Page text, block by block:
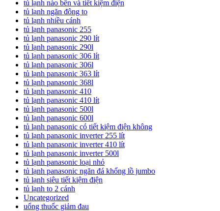
tủ lạnh nào bền và tiết kiệm điện
tủ lạnh ngăn đông to
tủ lạnh nhiều cánh
tủ lạnh panasonic 255
tủ lạnh panasonic 290 lít
tủ lạnh panasonic 290l
tủ lạnh panasonic 306 lít
tủ lạnh panasonic 306l
tủ lạnh panasonic 363 lít
tủ lạnh panasonic 368l
tủ lạnh panasonic 410
tủ lạnh panasonic 410 lít
tủ lạnh panasonic 500l
tủ lạnh panasonic 600l
tủ lạnh panasonic có tiết kiệm điện không
tủ lạnh panasonic inverter 255 lít
tủ lạnh panasonic inverter 410 lít
tủ lạnh panasonic inverter 500l
tủ lạnh panasonic loại nhỏ
tủ lạnh panasonic ngăn đá khổng lồ jumbo
tủ lạnh siêu tiết kiệm điện
tủ lạnh to 2 cánh
Uncategorized
uống thuốc giảm đau